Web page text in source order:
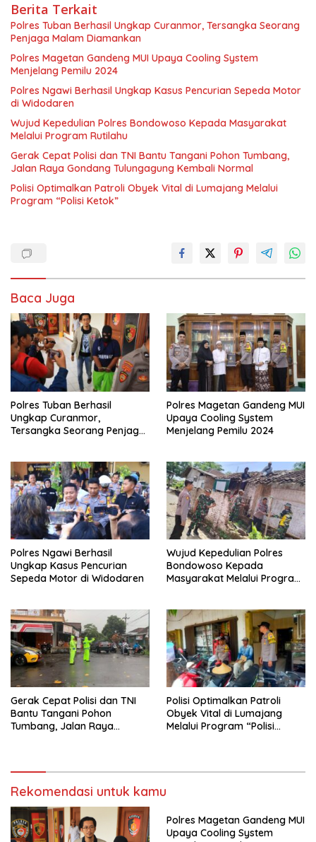
Berita Terkait
Polres Tuban Berhasil Ungkap Curanmor, Tersangka Seorang
Penjaga Malam Diamankan
Polres Magetan Gandeng MUI Upaya Cooling System
Menjelang Pemilu 2024
Polres Ngawi Berhasil Ungkap Kasus Pencurian Sepeda Motor
di Widodaren
Wujud Kepedulian Polres Bondowoso Kepada Masyarakat
Melalui Program Rutilahu
Gerak Cepat Polisi dan TNI Bantu Tangani Pohon Tumbang,
Jalan Raya Gondang Tulungagung Kembali Normal
Polisi Optimalkan Patroli Obyek Vital di Lumajang Melalui
Program “Polisi Ketok”
Baca Juga
Polres Tuban Berhasil
Ungkap Curanmor,
Tersangka Seorang Penjaga
Polres Magetan Gandeng MUI
Upaya Cooling System
Menjelang Pemilu 2024
Polres Ngawi Berhasil
Ungkap Kasus Pencurian
Sepeda Motor di Widodaren
Wujud Kepedulian Polres
Bondowoso Kepada
Masyarakat Melalui Program
Gerak Cepat Polisi dan TNI
Bantu Tangani Pohon
Tumbang, Jalan Raya
Polisi Optimalkan Patroli
Obyek Vital di Lumajang
Melalui Program “Polisi
Rekomendasi untuk kamu
Polres Magetan Gandeng MUI
Upaya Cooling System